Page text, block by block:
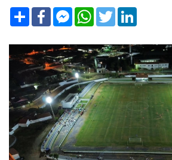
Share FacebookFacebook
Messenger
WhatsApp
Twitter